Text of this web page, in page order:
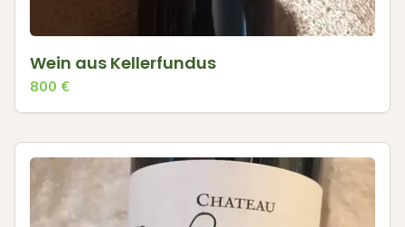
Wein aus Kellerfundus
800 €